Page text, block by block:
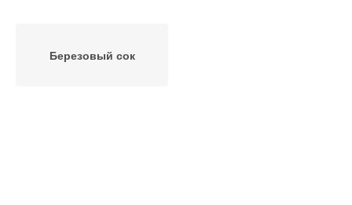
Березовый сок